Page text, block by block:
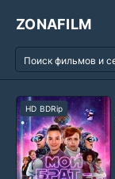
ZONAFILM
HD BDRip